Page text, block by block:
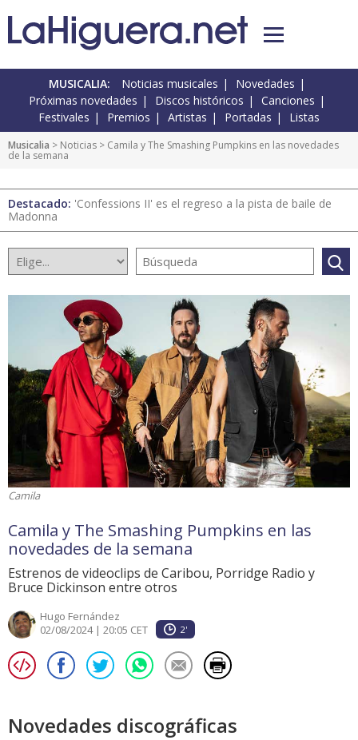
MUSICALIA: Noticias musicales
Novedades
Próximas novedades
Discos históricos
Canciones
Festivales
Premios Artistas Portadas Listas
Musicalia > Noticias > Camila y The Smashing Pumpkins en las novedades
de la semana
Destacado: 'Confessions II' es el regreso a la pista de baile de
Madonna
Camila
Camila y The Smashing Pumpkins en las
novedades de la semana
Estrenos de videoclips de Caribou, Porridge Radio y
Bruce Dickinson entre otros
Hugo Fernández
02/08/2024 | 20:05 CET
2'
Novedades discográficas